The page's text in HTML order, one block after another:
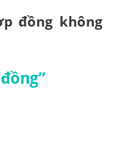
đồng không